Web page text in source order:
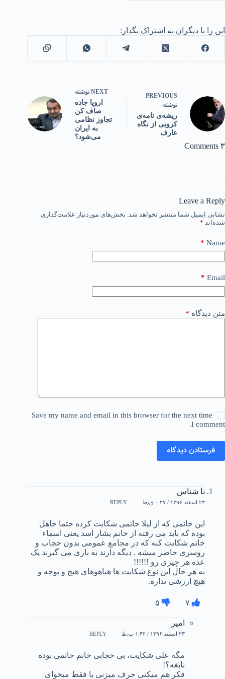
این را با دیگران به اشتراک بگذار:
PREVIOUS
نوشته
ریشه‌ی نامه‌ی
کروبی از نگاه
عارف
NEXT نوشته
اروپا جاده
صاف کن
تجاوز نظامی
به ایران
می‌شود؟
۳ Comments
Leave a Reply
نشانی ایمیل شما منتشر نخواهد شد. بخش‌های موردنیاز علامت‌گذاری
شده‌اند *
Name
*
Email
*
متن دیدگاه *
Save my name and email in this browser for the next time
I comment.
فرستادن دیدگاه
نا شناس
۲۳ اسفند ۱۳۹۶ / ۰:۴۷ ق٫ظ REPLY
این خانمی که از لیلا حاتمی شکایت کرده حتما جاهل
بوده که باید می رفته از خانم بشار اسد یعنی اسماء
خانم شکایت کنه که در مجامع عمومی بدون حجاب و
روسری حاضر میشه . دیگه دارند به بازی می گیرند یک
عده هر چیزی رو !!!!!!
به هر حال این نوع شکایت ها هیاهوهای هیچ و پوچه و
هیچ ارزشی نداره.
۷ ۵
امیر
۲۳ اسفند ۱۳۹۶ / ۱:۴۲ ب٫ظ REPLY
مگه علی شکایت، بی حجابی خانم حاتمی بوده
نابغه؟!
فکر هم میکنی حرف میزنی یا فقط میخوای